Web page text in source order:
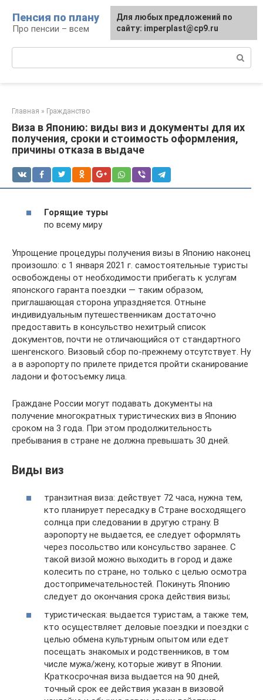
контенту
Пенсия по плану
Про пенсии – всем
Главная » Гражданство
Виза в Японию: виды виз и документы для их
получения, сроки и стоимость оформления,
причины отказа в выдаче
Горящие туры
по всему миру
Упрощение процедуры получения визы в Японию наконец
произошло: с 1 января 2021 г. самостоятельные туристы
освобождены от необходимости прибегать к услугам
японского гаранта поездки — таким образом,
приглашающая сторона упраздняется. Отныне
индивидуальным путешественникам достаточно
предоставить в консульство нехитрый список
документов, почти не отличающийся от стандартного
шенгенского. Визовый сбор по-прежнему отсутствует. Ну
а в аэропорту по прилете придется пройти сканирование
ладони и фотосъемку лица.
Граждане России могут подавать документы на
получение многократных туристических виз в Японию
сроком на 3 года. При этом продолжительность
пребывания в стране не должна превышать 30 дней.
Виды виз
транзитная виза: действует 72 часа, нужна тем,
кто планирует пересадку в Стране восходящего
солнца при следовании в другую страну. В
аэропорту не выдается, ее следует оформлять
через посольство или консульство заранее. С
такой визой можно выходить в город и даже
колесить по стране, но только с целью осмотра
достопримечательностей. Покинуть Японию
следует до окончания срока действия визы;
туристическая: выдается туристам, а также тем,
кто осуществляет деловые поездки и поездки с
целью обмена культурным опытом или едет
посещать знакомых и родственников, в том
числе мужа/жену, которые живут в Японии.
Краткосрочная виза выдается на 90 дней,
точный срок ее действия указан в визовой
Для любых предложений по
сайту: imperplast@cp9.ru